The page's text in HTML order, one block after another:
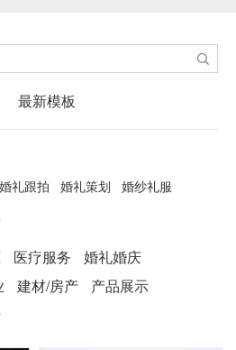
最新模板
婚礼跟拍 婚礼策划
婚纱礼服
医疗服务
婚礼婚庆
建材/房产
产品展示